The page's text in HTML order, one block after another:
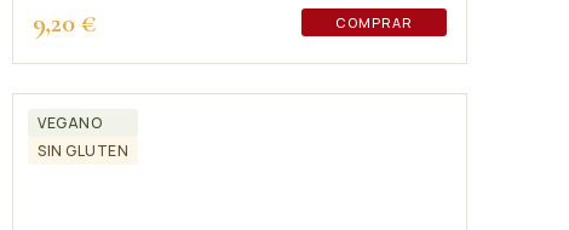
9,20 € COMPRAR
VEGANO
SIN GLUTEN